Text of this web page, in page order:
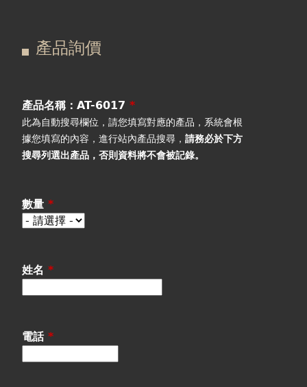
視聽室預約
線上商城
引
標
產品詢價
產品名稱：AT-6017*
此為自動搜尋欄位，請您填寫對應的產品，系統會根
據您填寫的內容，進行站內產品搜尋，請務必於下方
搜尋列選出產品 ，否則資料將不會被記錄。
數量*
姓名*
電話*